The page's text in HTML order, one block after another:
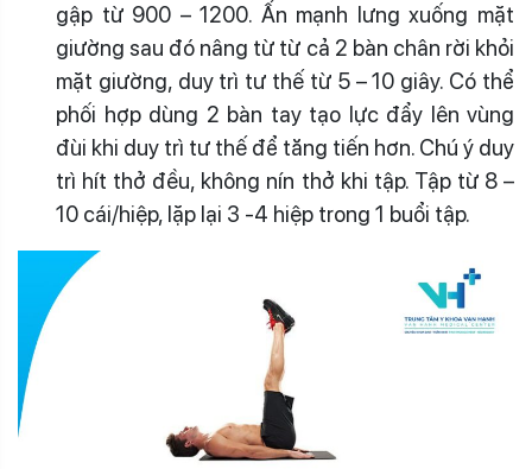
gập từ 900 – 1200. Ấn mạnh lưng xuống mặt
giường sau đó nâng từ từ cả 2 bàn chân rời khỏi
mặt giường, duy trì tư thế từ 5 – 10 giây. Có thể
phối hợp dùng 2 bàn tay tạo lực đẩy lên vùng
đùi khi duy trì tư thế để tăng tiến hơn. Chú ý duy
trì hít thở đều, không nín thở khi tập. Tập từ 8 –
10 cái/hiệp, lặp lại 3 -4 hiệp trong 1 buổi tập.